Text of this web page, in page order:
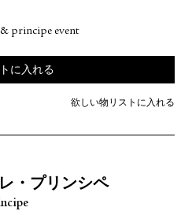
に入れる
欲しい物リストに入れる
& principe event
・プリンシペ